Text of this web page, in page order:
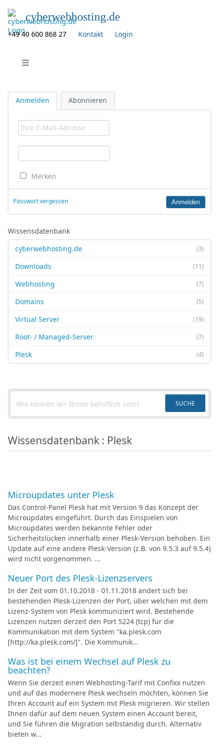
cyberwebhosting.de
+49 40 600 868 27 Kontakt Login
Navigation öffnen
Anmelden Abonnieren
Merken
Passwort vergessen
Wissensdatenbank
(3)
cyberwebhosting.de
(11)
Downloads
(7)
Webhosting
(5)
Domains
(19)
Virtual Server
(7)
Root- / Managed-Server
(4)
Plesk
SUCHE
Wissensdatenbank : Plesk
Microupdates unter Plesk
Das Control-Panel Plesk hat mit Version 9 das Konzept der
Microupdates eingeführt. Durch das Einspielen von
Microupdates werden bekannte Fehler oder
Sicherheitslücken innerhalb einer Plesk-Version behoben. Ein
Update auf eine andere Plesk-Version (z.B. von 9.5.3 auf 9.5.4)
wird nicht vorgenommen. ...
Neuer Port des Plesk-Lizenzservers
In der Zeit vom 01.10.2018 - 01.11.2018 ändert sich bei
bestehenden Plesk-Lizenzen der Port, über welchen mit dem
Lizenz-System von Plesk kommuniziert wird. Bestehende
Lizenzen nutzen derzeit den Port 5224 (tcp) für die
Kommunikation mit dem System "ka.plesk.com
[http://ka.plesk.com/]". Die Kommunik...
Was ist bei einem Wechsel auf Plesk zu
beachten?
Wenn Sie derzeit einen Webhosting-Tarif mit Confixx nutzen
und auf das modernere Plesk wechseln möchten, können Sie
Ihren Account auf ein System mit Plesk migrieren. Wir stellen
Ihnen dafür auf dem neuen System einen Account bereit,
und Sie führen die Migration selbständig durch. Alternativ
bieten w...